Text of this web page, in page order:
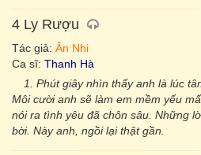
4 Ly Rượu
Tác giả: Ân Nhi
Ca sĩ: Thanh Hà
1. Phút giây nhìn thấy anh là lúc
Môi cười anh sẽ làm em mềm yếu
nói ra tình yêu đã chôn sâu. Những
bời. Này anh, ngồi lại thật gần.